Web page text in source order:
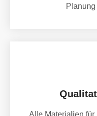
Alle Materialien für